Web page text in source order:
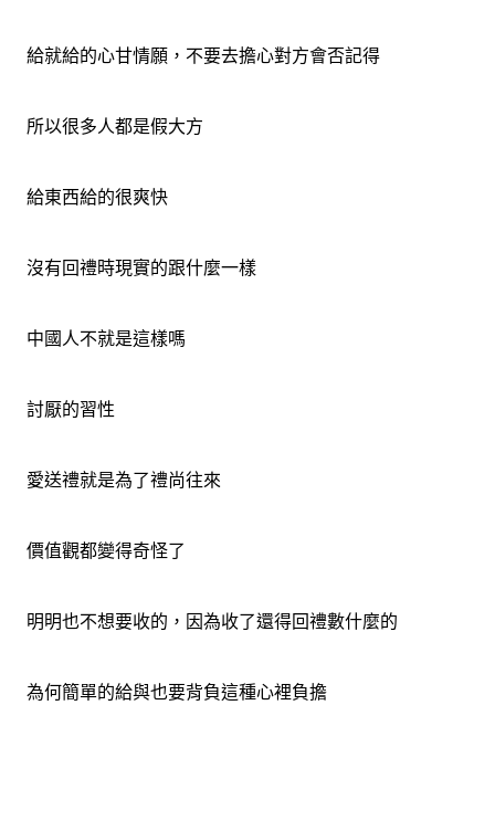
給就給的心甘情願，不要去擔心對方會否記得
所以很多人都是假大方
給東西給的很爽快
沒有回禮時現實的跟什麼一樣
中國人不就是這樣嗎
討厭的習性
愛送禮就是為了禮尚往來
價值觀都變得奇怪了
明明也不想要收的，因為收了還得回禮數什麼的
為何簡單的給與也要背負這種心裡負擔